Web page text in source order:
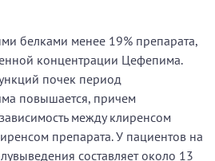
белками менее 19% препарата,
концентрации Цефепима.
почек период
повышается, причем
между клиренсом
препарата. У пациентов на
составляет около 13